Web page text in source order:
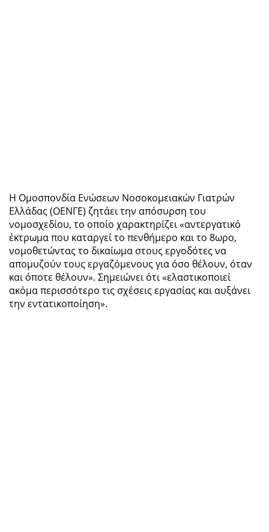
Η Ομοσπονδία Ενώσεων Νοσοκομειακών Γιατρών
Ελλάδας (ΟΕΝΓΕ) ζητάει την απόσυρση του
νομοσχεδίου, το οποίο χαρακτηρίζει «αντεργατικό
έκτρωμα που καταργεί το πενθήμερο και το 8ωρο,
νομοθετώντας το δικαίωμα στους εργοδότες να
απομυζούν τους εργαζόμενους για όσο θέλουν, όταν
και όποτε θέλουν». Σημειώνει ότι «ελαστικοποιεί
ακόμα περισσότερο τις σχέσεις εργασίας και αυξάνει
την εντατικοποίηση».